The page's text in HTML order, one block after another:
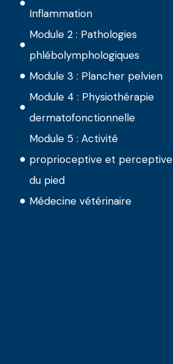
Inflammation
Module 2 : Pathologies
phlébolymphologiques
Module 3 : Plancher pelvien
Module 4 : Physiothérapie
dermatofonctionnelle
Module 5 : Activité
proprioceptive et perceptive
du pied
Médecine vétérinaire